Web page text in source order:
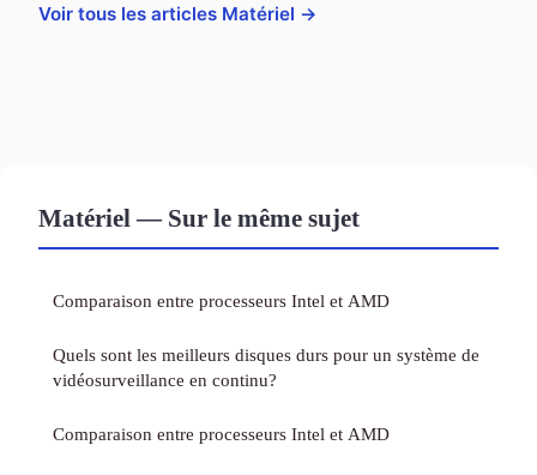
Voir tous les articles Matériel →
Matériel — Sur le même sujet
Comparaison entre processeurs Intel et AMD
Quels sont les meilleurs disques durs pour un système de
vidéosurveillance en continu?
Comparaison entre processeurs Intel et AMD